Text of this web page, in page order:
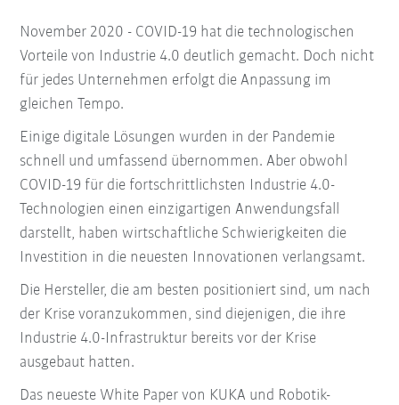
November 2020 - COVID-19 hat die technologischen
Vorteile von Industrie 4.0 deutlich gemacht. Doch nicht
für jedes Unternehmen erfolgt die Anpassung im
gleichen Tempo.
Einige digitale Lösungen wurden in der Pandemie
schnell und umfassend übernommen. Aber obwohl
COVID-19 für die fortschrittlichsten Industrie 4.0-
Technologien einen einzigartigen Anwendungsfall
darstellt, haben wirtschaftliche Schwierigkeiten die
Investition in die neuesten Innovationen verlangsamt.
Die Hersteller, die am besten positioniert sind, um nach
der Krise voranzukommen, sind diejenigen, die ihre
Industrie 4.0-Infrastruktur bereits vor der Krise
ausgebaut hatten.
Das neueste White Paper von KUKA und Robotik-